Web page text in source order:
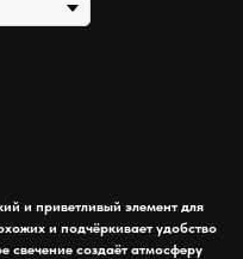
и приветливый элемент для
и подчёркивает удобство
свечение создаёт атмосферу